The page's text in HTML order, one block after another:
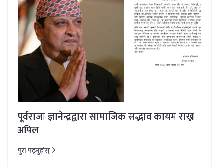
पूर्वराजा ज्ञानेन्द्रद्वारा सामाजिक सद्भाव कायम राख्न
अपिल
पुरा पढ्नुहोस्